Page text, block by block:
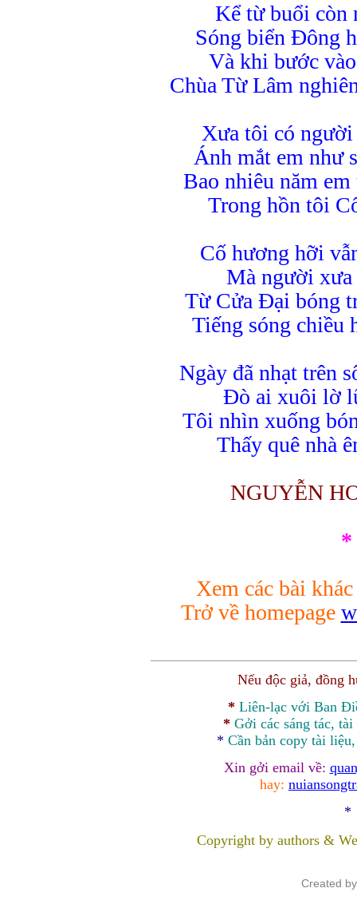
Kể từ buổi còn
Sóng biển Đông
Và khi bước
Chùa Từ Lâm
Xưa tôi có
Ánh mắt em như
Bao nhiêu năm
Trong hồn tôi
Cố hương hỡi
Mà người xưa
Từ Cửa Đại bóng
Tiếng sóng chiều
Ngày đã nhạt trên
Đò ai xuôi lờ
Tôi nhìn xuống
Thấy quê nhà
NGUYỄN
*
Xem các bài
Trở về homepage
Nếu độc giả, đồng
* Liên-lạc với Ban
* Gởi các sáng tác,
* Cần bản copy tài
Xin gởi email về:
hay:
*
Copyright by authors &
Created